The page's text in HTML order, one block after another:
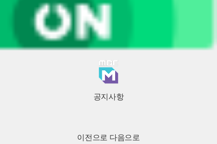
공지사항
이전으로 다음으로